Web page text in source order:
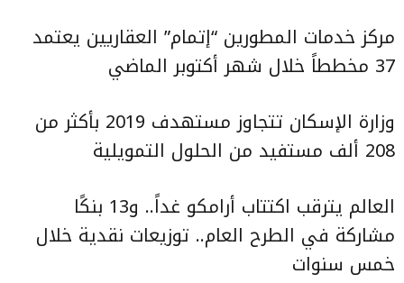
مركز خدمات المطورين “إتمام” العقاريين يعتمد
37 مخططاً خلال شهر أكتوبر الماضي
وزارة الإسكان تتجاوز مستهدف 2019 بأكثر من
208 ألف مستفيد من الحلول التمويلية
العالم يترقب اكتتاب أرامكو غداً.. و13 بنكًا
مشاركة في الطرح العام.. توزيعات نقدية خلال
خمس سنوات